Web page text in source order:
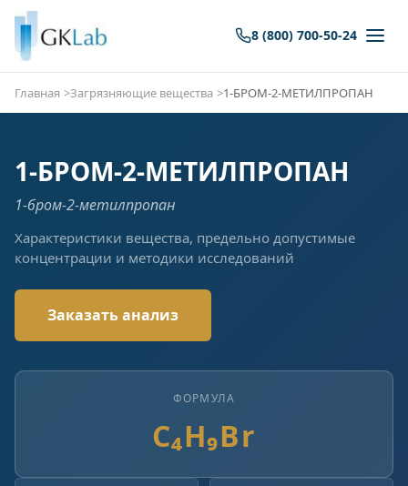
8 (800) 700-50-24
Главная Загрязняющие вещества 1-БРОМ-2-МЕТИЛПРОПАН
1-БРОМ-2-МЕТИЛПРОПАН
1-бром-2-метилпропан
Характеристики вещества, предельно допустимые
концентрации и методики исследований
Заказать анализ
ФОРМУЛА
C₄H₉Br